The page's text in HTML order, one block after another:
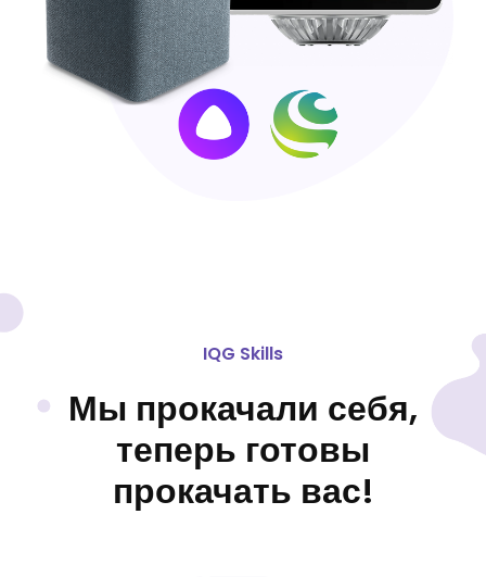
IQG Skills
Мы прокачали себя,
теперь готовы
прокачать вас!